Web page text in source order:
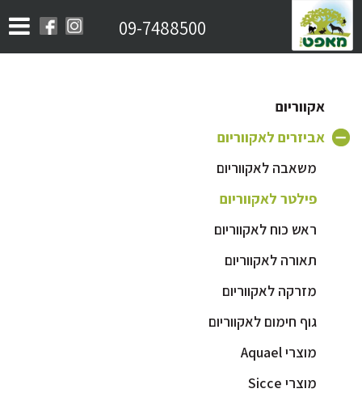
09-7488500
אקווריום
אביזרים לאקווריום
משאבה לאקווריום
פילטר לאקווריום
ראש כוח לאקווריום
תאורה לאקווריום
מזרקה לאקווריום
גוף חימום לאקווריום
מוצרי Aquael
מוצרי Sicce